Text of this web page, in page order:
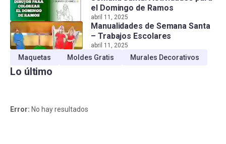
el Domingo de Ramos
abril 11, 2025
Manualidades de Semana Santa
– Trabajos Escolares
abril 11, 2025
Maquetas Moldes Gratis Murales Decorativos
Lo último
Error: No hay resultados